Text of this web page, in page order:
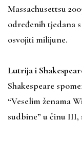
Massachusettsu
određenih tjedana
osvojiti milijune.
Lutrija i
Shakespeare
“Veselim ženama
sudbine” u činu III,